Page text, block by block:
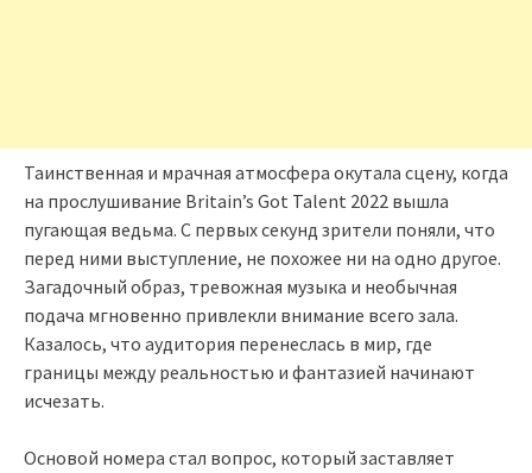
Таинственная и мрачная атмосфера окутала сцену, когда
на прослушивание Britain’s Got Talent 2022 вышла
пугающая ведьма. С первых секунд зрители поняли, что
перед ними выступление, не похожее ни на одно другое.
Загадочный образ, тревожная музыка и необычная
подача мгновенно привлекли внимание всего зала.
Казалось, что аудитория перенеслась в мир, где
границы между реальностью и фантазией начинают
исчезать.
Основой номера стал вопрос, который заставляет